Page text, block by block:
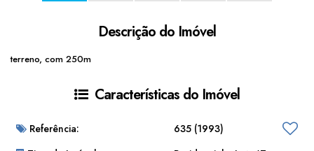
Descrição do Imóvel
terreno, com 250m
Características do Imóvel
Referência: 635 (1993)